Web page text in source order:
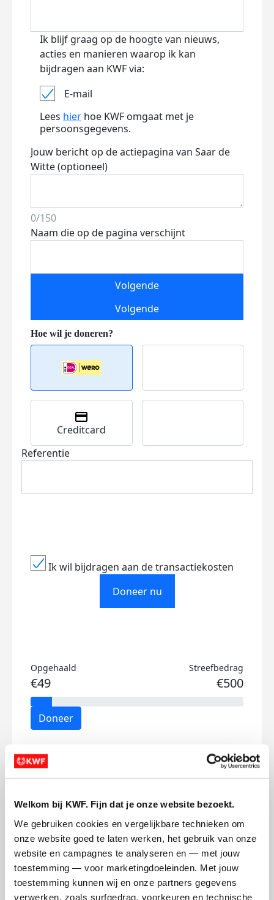
Welkom bij KWF. Fijn dat je onze website bezoekt.
We gebruiken cookies en vergelijkbare technieken om
onze website goed te laten werken, het gebruik van onze
website en campagnes te analyseren en — met jouw
toestemming — voor marketingdoeleinden. Met jouw
toestemming kunnen wij en onze partners gegevens
verwerken, zoals surfgedrag, voorkeuren en technische
Ik blijf graag op de hoogte van nieuws,
acties en manieren waarop ik kan
bijdragen aan KWF via:
E-mail
Lees hier hoe KWF omgaat met je
persoonsgegevens.
Jouw bericht op de actiepagina van Saar de
Witte (optioneel)
0/150
Naam die op de pagina verschijnt
Volgende
Volgende
Creditcard
Referentie
Ik wil bijdragen aan de transactiekosten
Doneer nu
Opgehaald
€49
Streefbedrag
€500
Doneer